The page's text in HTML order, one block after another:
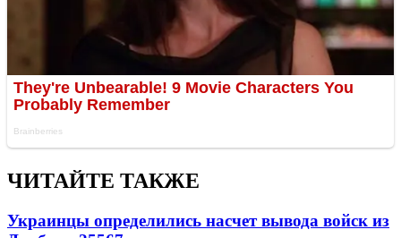
ЧИТАЙТЕ ТАКЖЕ
Украинцы определились насчет вывода войск из